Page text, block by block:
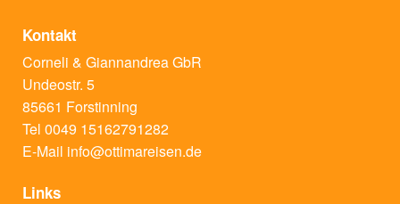
Kontakt
Corneli & Giannandrea GbR
Undeostr. 5
85661 Forstinning
Tel 0049 15162791282
E-Mail info@ottimareisen.de
Links